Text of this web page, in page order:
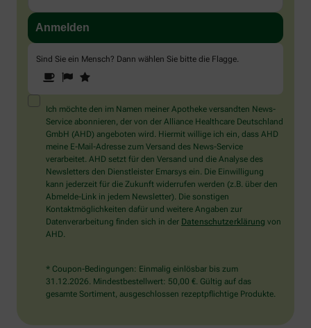
Sind Sie ein Mensch? Dann wählen Sie bitte die Flagge.
Sind
Sie
ein
Mensch?
Dann
wählen
Sie
bitte
die
Flagge.
1 2
Ich möchte den im Namen meiner Apotheke versandten News-
Service abonnieren, der von der Alliance Healthcare Deutschland
GmbH (AHD) angeboten wird. Hiermit willige ich ein, dass AHD
meine E-Mail-Adresse zum Versand des News-Service
verarbeitet. AHD setzt für den Versand und die Analyse des
Newsletters den Dienstleister Emarsys ein. Die Einwilligung
kann jederzeit für die Zukunft widerrufen werden (z.B. über den
Abmelde-Link in jedem Newsletter). Die sonstigen
Kontaktmöglichkeiten dafür und weitere Angaben zur
Datenverarbeitung finden sich in der Datenschutzerklärung von
AHD.
* Coupon-Bedingungen: Einmalig einlösbar bis zum
31.12.2026. Mindestbestellwert: 50,00 €. Gültig auf das
gesamte Sortiment, ausgeschlossen rezeptpflichtige Produkte.